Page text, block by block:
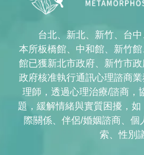
台北、新北、新竹、台
本所板橋館、中和館、新竹
館已獲新北市政府、新竹市
政府核准執行通訊心理諮商
理師，透過心理治療/諮商，
題，緩解情緒與實質困擾，如
際關係、伴侶/婚姻諮商、個
索、性別